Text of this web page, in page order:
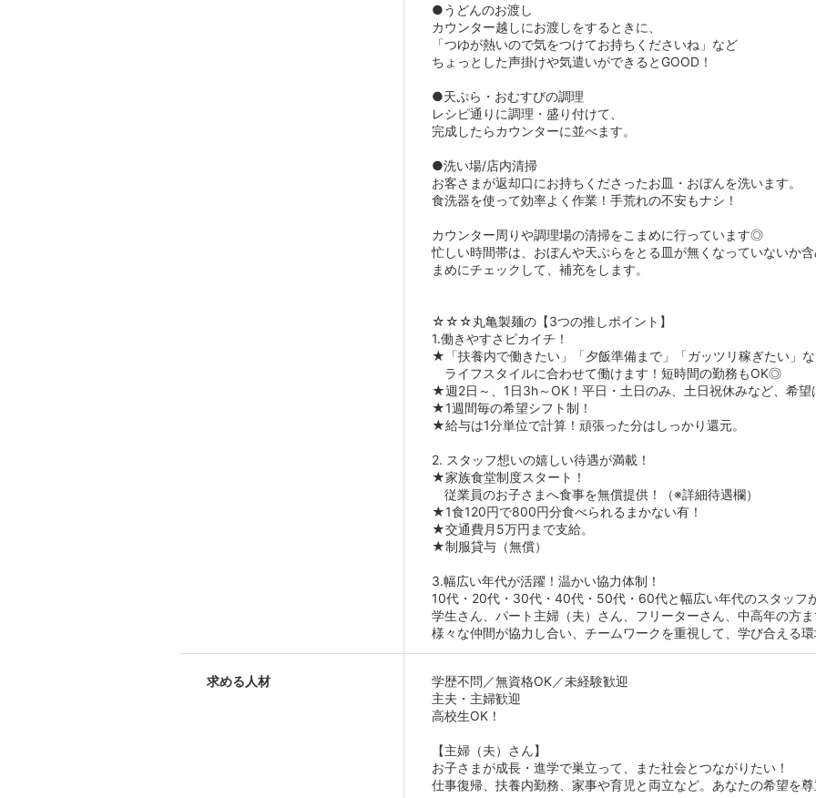
●うどんのお渡し
カウンター越しにお渡しをするときに、
「つゆが熱いので気をつけてお持ちくださいね」など
ちょっとした声掛けや気遣いができるとGOOD！
●天ぷら・おむすびの調理
レシピ通りに調理・盛り付けて、
完成したらカウンターに並べます。
●洗い場/店内清掃
お客さまが返却口にお持ちくださったお皿・おぼんを洗います。
食洗器を使って効率よく作業！手荒れの不安もナシ！
カウンター周りや調理場の清掃をこまめに行っています◎
忙しい時間帯は、おぼんや天ぷらをとる皿が無くなっていないか
まめにチェックして、補充をします。
☆☆☆丸亀製麺の【3つの推しポイント】
1.働きやすさピカイチ！
★「扶養内で働きたい」「夕飯準備まで」「ガッツリ稼ぎたい」
ライフスタイルに合わせて働けます！短時間の勤務もOK◎
★週2日～、1日3h～OK！平日・土日のみ、土日祝休みなど、希望
★1週間毎の希望シフト制！
★給与は1分単位で計算！頑張った分はしっかり還元。
2. スタッフ想いの嬉しい待遇が満載！
★家族食堂制度スタート！
従業員のお子さまへ食事を無償提供！（※詳細待遇欄）
★1食120円で800円分食べられるまかない有！
★交通費月5万円まで支給。
★制服貸与（無償）
3.幅広い年代が活躍！温かい協力体制！
10代・20代・30代・40代・50代・60代と幅広い年代のスタッフ
学生さん、パート主婦（夫）さん、フリーターさん、中高年の方
様々な仲間が協力し合い、チームワークを重視して、学び合える
求める人材
学歴不問／無資格OK／未経験歓迎
主夫・主婦歓迎
高校生OK！
【主婦（夫）さん】
お子さまが成長・進学で巣立って、また社会とつながりたい！
仕事復帰、扶養内勤務、家事や育児と両立など。あなたの希望を